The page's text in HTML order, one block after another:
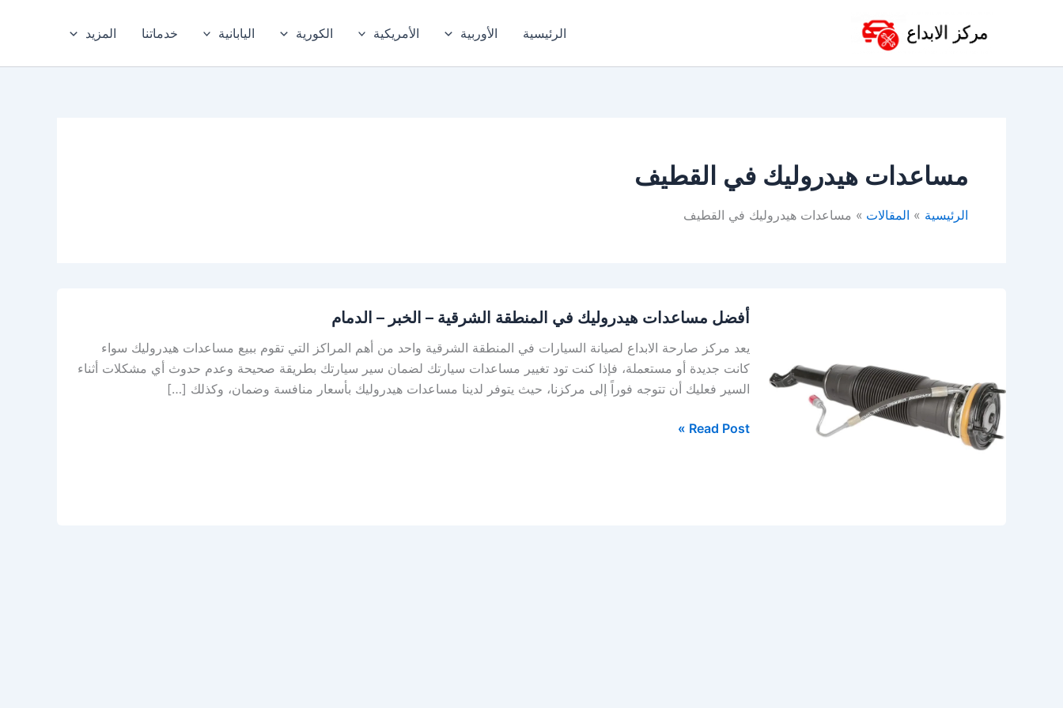
الرئيسية الأوربية الأمريكية الكورية اليابانية خدماتنا المزيد
مساعدات هيدروليك في القطيف
الرئيسية المقالات مساعدات هيدروليك في القطيف
أفضل مساعدات هيدروليك في المنطقة الشرقية – الخبر – الدمام
يعد مركز صارحة الابداع لصيانة السيارات في المنطقة الشرقية واحد من أهم المراكز التي تقوم ببيع مساعدات هيدروليك سواء
كانت جديدة أو مستعملة، فإذا كنت تود تغيير مساعدات سيارتك لضمان سير سيارتك بطريقة صحيحة وعدم حدوث أي مشكلات أثناء
السير فعليك أن تتوجه فوراً إلى مركزنا، حيث يتوفر لدينا مساعدات هيدروليك بأسعار منافسة وضمان، وكذلك […]
مساعدات
في
المنطقة
الشرقية
–
Read Post »